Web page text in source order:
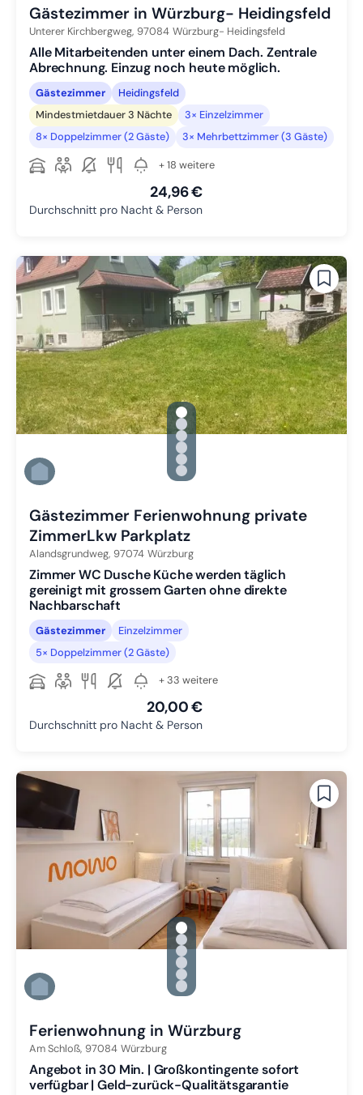
Gästezimmer in Würzburg- Heidingsfeld
Unterer Kirchbergweg, 97084 Würzburg- Heidingsfeld
Alle Mitarbeitenden unter einem Dach. Zentrale
Abrechnung. Einzug noch heute möglich.
Gästezimmer
Heidingsfeld
Mindestmietdauer 3 Nächte
3× Einzelzimmer
8× Doppelzimmer (2 Gäste)
3× Mehrbettzimmer (3 Gäste)
+ 18 weitere
24,96 €
Durchschnitt pro Nacht & Person
gallery.slide_selector
Zu Slide 1 wechseln
Zu Slide 2 wechseln
Zu Slide 3 wechseln
Zu Slide 4 wechseln
Zu Slide 5 wechseln
Zu Slide 6 wechseln
Gästezimmer Ferienwohnung private
ZimmerLkw Parkplatz
Alandsgrundweg, 97074 Würzburg
Zimmer WC Dusche Küche werden täglich
gereinigt mit grossem Garten ohne direkte
Nachbarschaft
Gästezimmer
Einzelzimmer
5× Doppelzimmer (2 Gäste)
+ 33 weitere
20,00 €
Durchschnitt pro Nacht & Person
gallery.slide_selector
Zu Slide 1 wechseln
Zu Slide 2 wechseln
Zu Slide 3 wechseln
Zu Slide 4 wechseln
Zu Slide 5 wechseln
Zu Slide 6 wechseln
Ferienwohnung in Würzburg
Am Schloß, 97084 Würzburg
Angebot in 30 Min. | Großkontingente sofort
verfügbar | Geld-zurück-Qualitätsgarantie